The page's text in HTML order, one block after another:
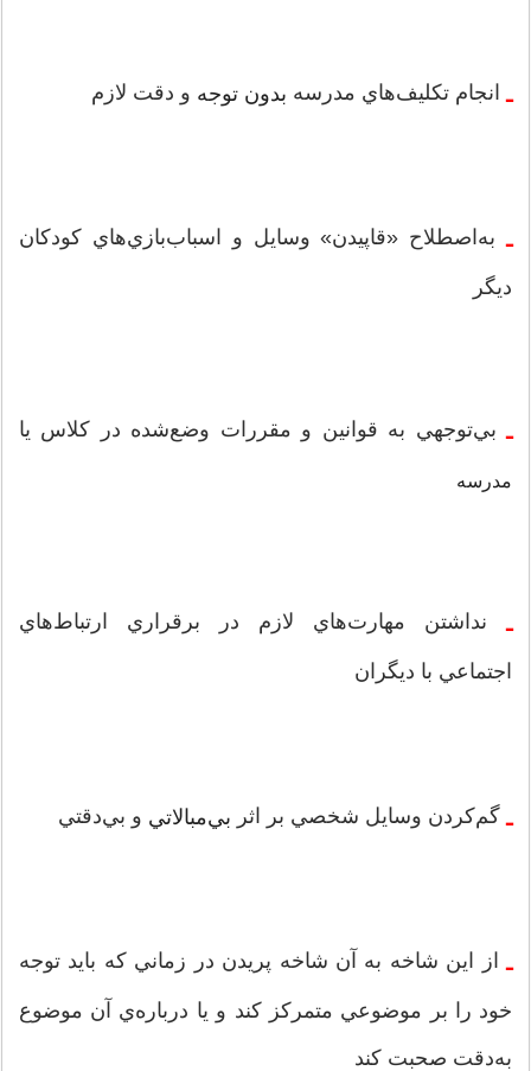
‌ـ انجام تكليف‌هاي مدرسه بدون توجه و دقت لازم
‌ـبه‌اصطلاح «قاپيدن» وسايل و اسباب‌بازي‌هاي کودکان
ديگر
‌ـ بي‌توجهي به قوانين و مقررات وضع‌شده در كلاس يا
مدرسه
‌ـ نداشتن مهارت‌هاي لازم در برقراري ارتباط‌هاي
اجتماعي با ديگران
‌ـ گم‌كردن وسايل شخصي بر اثر بي‌مبالاتي و بي‌دقتي
‌ـ از اين شاخه به آن شاخه پريدن در زماني كه بايد توجه
خود را بر موضوعي متمركز كند و يا درباره‌ي آن موضوع
به‌دقت صحبت كند